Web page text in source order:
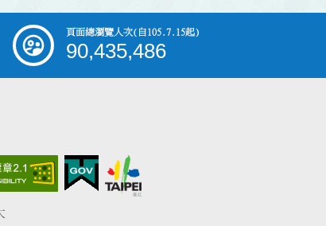
頁面總瀏覽人次(自105.7.15起)
90,435,486